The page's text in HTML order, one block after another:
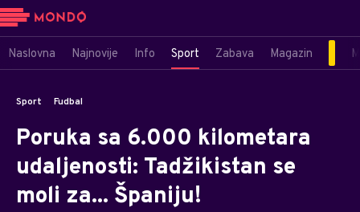
Naslovna Najnovije Info Sport Zabava Magazin
Sport Fudbal
Poruka sa 6.000 kilometara
udaljenosti: Tadžikistan se
moli za... Španiju!